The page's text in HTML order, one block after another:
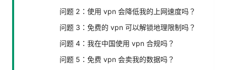
问题 2：使用 vpn 会降低我的上网速度吗？
问题 3：免费的 vpn 可以解锁地理限制吗？
问题 4：我在中国使用 vpn 合规吗？
问题 5：免费 vpn 会卖我的数据吗？